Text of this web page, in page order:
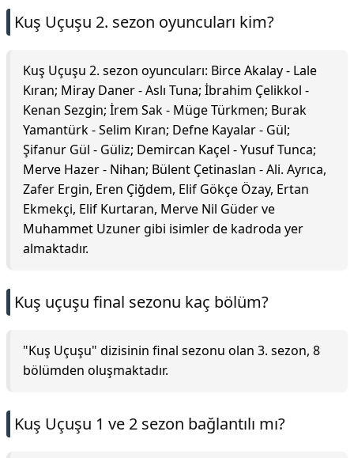
Kuş Uçuşu 2. sezon oyuncuları kim?
Kuş Uçuşu 2. sezon oyuncuları: Birce Akalay - Lale
Kıran; Miray Daner - Aslı Tuna; İbrahim Çelikkol -
Kenan Sezgin; İrem Sak - Müge Türkmen; Burak
Yamantürk - Selim Kıran; Defne Kayalar - Gül;
Şifanur Gül - Güliz; Demircan Kaçel - Yusuf Tunca;
Merve Hazer - Nihan; Bülent Çetinaslan - Ali. Ayrıca,
Zafer Ergin, Eren Çiğdem, Elif Gökçe Özay, Ertan
Ekmekçi, Elif Kurtaran, Merve Nil Güder ve
Muhammet Uzuner gibi isimler de kadroda yer
almaktadır.
Kuş uçuşu final sezonu kaç bölüm?
"Kuş Uçuşu" dizisinin final sezonu olan 3. sezon, 8
bölümden oluşmaktadır.
Kuş Uçuşu 1 ve 2 sezon bağlantılı mı?